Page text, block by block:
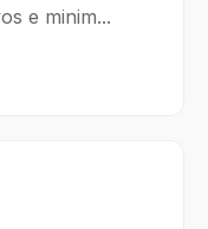
e minim...